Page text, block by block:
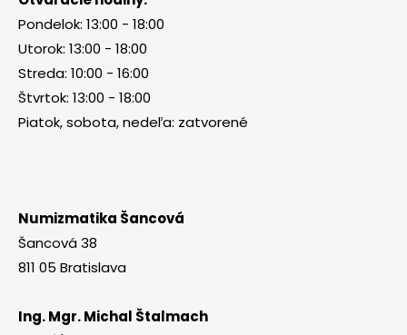
Pondelok: 13:00 - 18:00
Utorok: 13:00 - 18:00
Streda: 10:00 - 16:00
Štvrtok: 13:00 - 18:00
Piatok, sobota, nedeľa: zatvorené
Numizmatika Šancová
Šancová 38
811 05 Bratislava
Ing. Mgr. Michal Štalmach